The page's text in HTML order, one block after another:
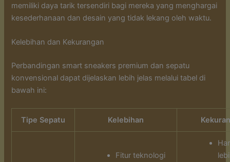
memiliki daya tarik tersendiri bagi mereka yang menghargai
kesederhanaan dan desain yang tidak lekang oleh waktu.
Kelebihan dan Kekurangan
Perbandingan smart sneakers premium dan sepatu
konvensional dapat dijelaskan lebih jelas melalui tabel di
bawah ini:
Tipe Sepatu Kelebihan
Fitur teknologi